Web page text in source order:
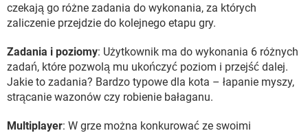
czekają go różne zadania do wykonania, za których
zaliczenie przejdzie do kolejnego etapu gry.
Zadania i poziomy: Użytkownik ma do wykonania 6 różnych
zadań, które pozwolą mu ukończyć poziom i przejść dalej.
Jakie to zadania? Bardzo typowe dla kota – łapanie myszy,
strącanie wazonów czy robienie bałaganu.
Multiplayer: W grze można konkurować ze swoimi